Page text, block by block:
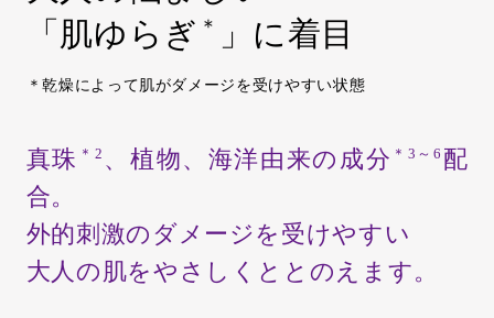
「肌ゆらぎ ＊ 」に着目
＊乾燥によって肌がダメージを受けやすい状態
真珠 ＊2 、植物、海洋由来の成分 ＊3～6 配
合。
外的刺激のダメージを受けやすい
大人の肌をやさしくととのえます。